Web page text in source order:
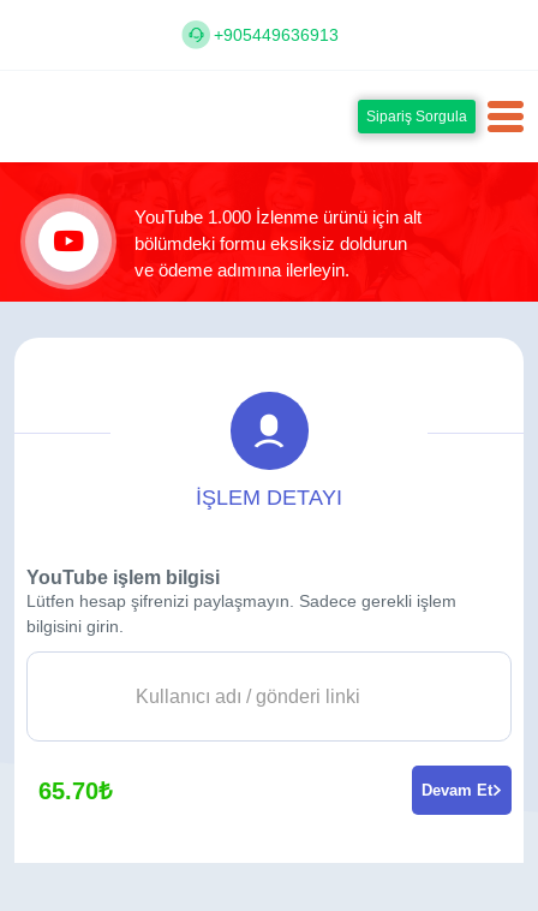
+905449636913
Sipariş Sorgula
YouTube 1.000 İzlenme ürünü için alt
bölümdeki formu eksiksiz doldurun
ve ödeme adımına ilerleyin.
İŞLEM DETAYI
YouTube işlem bilgisi
Lütfen hesap şifrenizi paylaşmayın. Sadece gerekli işlem
bilgisini girin.
65.70₺ Devam Et